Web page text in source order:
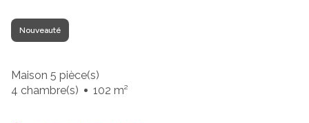
Nouveauté
Maison 5 pièce(s)
4 chambre(s)
102 m²